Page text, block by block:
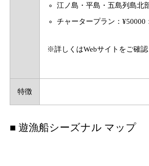
江ノ島・平島・五島列島北
チャータープラン：
※詳しくはWebサイトをご確認
特徴
■ 遊漁船シーズナル マップ